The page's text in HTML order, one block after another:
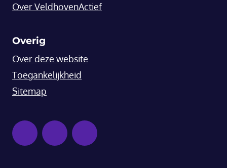
Over VeldhovenActief
Overig
Over deze website
Toegankelijkheid
Sitemap